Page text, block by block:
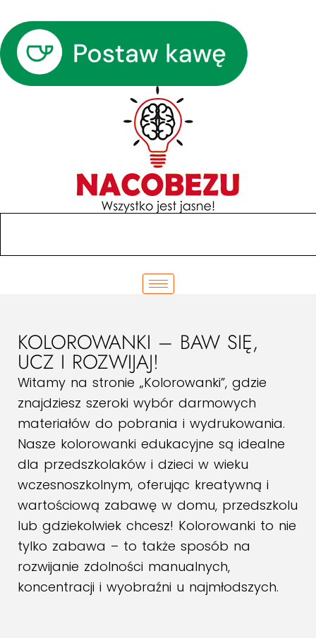
KOLOROWANKI – BAW SIĘ,
UCZ I ROZWIJAJ!
Witamy na stronie „Kolorowanki”, gdzie
znajdziesz szeroki wybór darmowych
materiałów do pobrania i wydrukowania.
Nasze kolorowanki edukacyjne są idealne
dla przedszkolaków i dzieci w wieku
wczesnoszkolnym, oferując kreatywną i
wartościową zabawę w domu, przedszkolu
lub gdziekolwiek chcesz! Kolorowanki to nie
tylko zabawa – to także sposób na
rozwijanie zdolności manualnych,
koncentracji i wyobraźni u najmłodszych.